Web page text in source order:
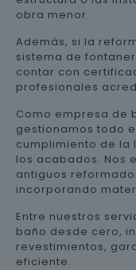
obra menor.
Además, si la
sistema de
contar con
profesionales
Como empresa de
gestionamos todo
cumplimiento de la
los acabados. Nos
antiguos
incorporando
Entre nuestros
baño desde cero,
revestimientos,
eficiente.